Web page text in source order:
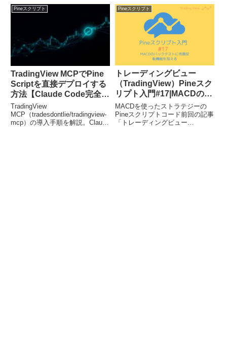
てPineスクリプトを学ぶことは少
し難しいかもしれません。しか
し、今話題のchatGPTを使えば、
す。この関数を使うことで表示し
ているチャートとは別のシンボ
ル・銘柄を同じチャート上に表示
させたり、...
Pineスクリプト
TradingView MCPでPine
Scriptを直接デプロイする
方法【Claude Code完全セ
ットアップガイド】
TradingView
MCP（tradesdontlie/tradingview-
mcp）の導入手順を解説。Claude
Pineスクリプト
トレーディングビュー
（TradingView）Pineスク
リプト入門#17|MACDのス
トラテジーに売買反転機能
を加える
MACDを使ったストラテジーの
Pineスクリプトコード前回の記事
「トレーディングビュー